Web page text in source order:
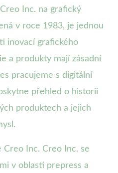
Inc. na grafický
v roce 1983, je jednou
inovací grafického
a produkty mají zásadní
pracujeme s digitální
přehled o historii
produktech a jejich
Creo Inc. Creo Inc. se
v oblasti prepress a